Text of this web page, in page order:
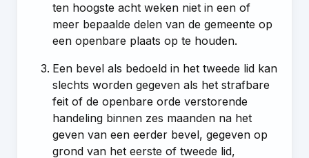
ten hoogste acht weken niet in een of
meer bepaalde delen van de gemeente op
een openbare plaats op te houden.
Een bevel als bedoeld in het tweede lid kan
slechts worden gegeven als het strafbare
feit of de openbare orde verstorende
handeling binnen zes maanden na het
geven van een eerder bevel, gegeven op
grond van het eerste of tweede lid,